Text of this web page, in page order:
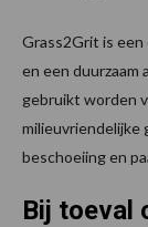
Grass2Grit is een
en een
gebruikt worden
milieuvriendelijke
beschoeiing en
Bij toeval